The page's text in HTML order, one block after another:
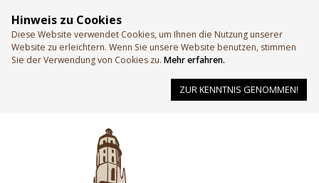
Hinweis zu Cookies
Diese Website verwendet Cookies, um Ihnen die Nutzung unserer
Website zu erleichtern. Wenn Sie unsere Website benutzen, stimmen
Sie der Verwendung von Cookies zu. Mehr erfahren.
ZUR KENNTNIS GENOMMEN!